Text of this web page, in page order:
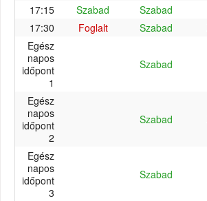
17:15
Szabad Szabad
17:30
Foglalt Szabad
Egész
napos
időpont
1
Szabad
Egész
napos
időpont
2
Szabad
Egész
napos
időpont
3
Szabad